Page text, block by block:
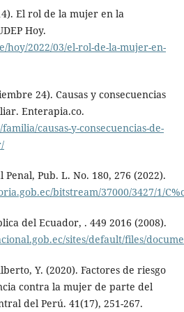
El rol de la mujer en la
Hoy.
hoy/2022/03/el-rol-de-la-mujer-en-
24). Causas y consecuencias
Enterapia.co.
causas-y-consecuencias-de-
Pub. L. No. 180, 276 (2022).
bitstream/37000/3427/1/
del Ecuador, . 449 2016 (2008).
sites/default/files/
Y. (2020). Factores de riesgo
contra la mujer de parte del
del Perú. 41(17), 251-267.